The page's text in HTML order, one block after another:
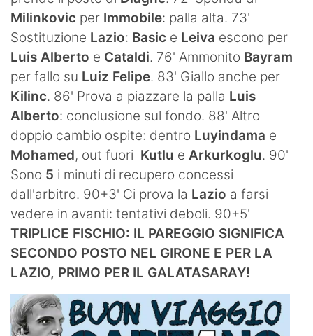
Milinkovic per Immobile: palla alta. 73'
Sostituzione Lazio: Basic e Leiva escono per
Luis Alberto e Cataldi. 76' Ammonito Bayram
per fallo su Luiz Felipe. 83' Giallo anche per
Kilinc. 86' Prova a piazzare la palla Luis
Alberto: conclusione sul fondo. 88' Altro
doppio cambio ospite: dentro Luyindama e
Mohamed, out fuori Kutlu e Arkurkoglu. 90'
Sono 5 i minuti di recupero concessi
dall'arbitro. 90+3' Ci prova la Lazio a farsi
vedere in avanti: tentativi deboli. 90+5'
TRIPLICE FISCHIO: IL PAREGGIO SIGNIFICA
SECONDO POSTO NEL GIRONE E PER LA
LAZIO, PRIMO PER IL GALATASARAY!